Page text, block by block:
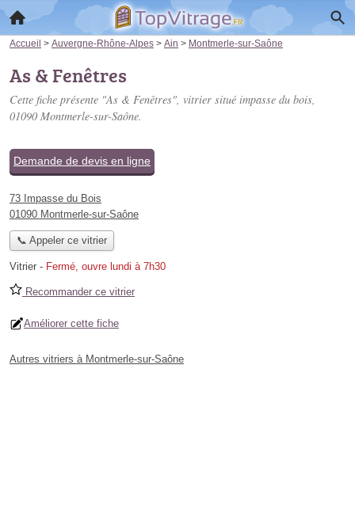
Accueil > Auvergne-Rhône-Alpes > Ain > Montmerle-sur-Saône
As & Fenêtres
Cette fiche présente "As & Fenêtres", vitrier situé impasse du bois,
01090 Montmerle-sur-Saône.
Demande de devis en ligne
73 Impasse du Bois
01090 Montmerle-sur-Saône
📞 Appeler ce vitrier
Vitrier - Fermé, ouvre lundi à 7h30
Recommander ce vitrier
Améliorer cette fiche
Autres vitriers à Montmerle-sur-Saône